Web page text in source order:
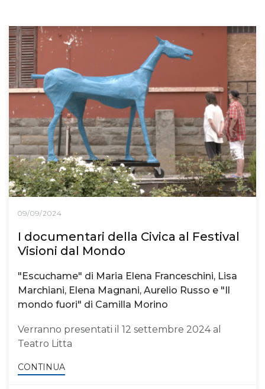
09/09/2024
I documentari della Civica al Festival
Visioni dal Mondo
"Escuchame" di Maria Elena Franceschini, Lisa
Marchiani, Elena Magnani, Aurelio Russo e "Il
mondo fuori" di Camilla Morino
Verranno presentati il 12 settembre 2024 al
Teatro Litta
CONTINUA